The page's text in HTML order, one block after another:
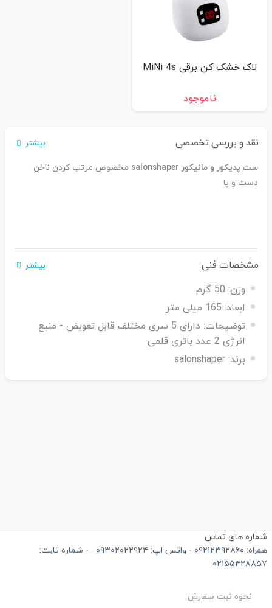
لاک خشک کن برقی MiNi 4s
ناموجود
نقد و بررسی تخصصی بیشتر
ست پدیکور و مانیکور salonshaper
مخصوص مرتب کردن ناخن
دست و پا
مشخصات فنی بیشتر
وزن: 50 گرم
ابعاد: 165 میلی متر
توضیحات:
دارای 5 سری مختلف قابل تعویض - منبع
انرژی 2 عدد باتری قلمی
برند: salonshaper
های تماس
- واتس اپ: ۰۹۳۰۲۰۲۲۹۲۴
-
شماره ثابت:
نحوه ثبت سفارش